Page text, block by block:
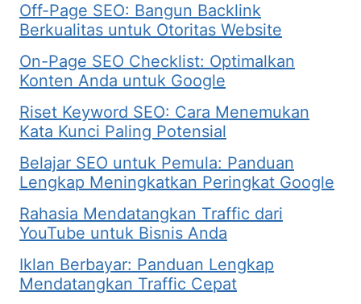
Off-Page SEO: Bangun Backlink
Berkualitas untuk Otoritas Website
On-Page SEO Checklist: Optimalkan
Konten Anda untuk Google
Riset Keyword SEO: Cara Menemukan
Kata Kunci Paling Potensial
Belajar SEO untuk Pemula: Panduan
Lengkap Meningkatkan Peringkat Google
Rahasia Mendatangkan Traffic dari
YouTube untuk Bisnis Anda
Iklan Berbayar: Panduan Lengkap
Mendatangkan Traffic Cepat